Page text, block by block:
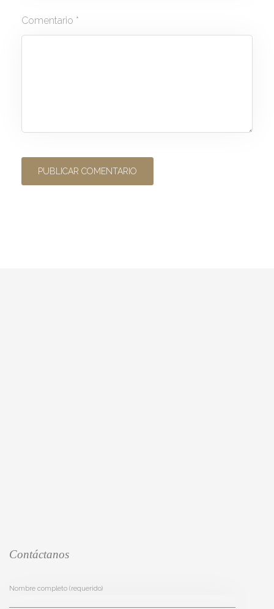
Comentario *
Contáctanos
Nombre completo (requerido)